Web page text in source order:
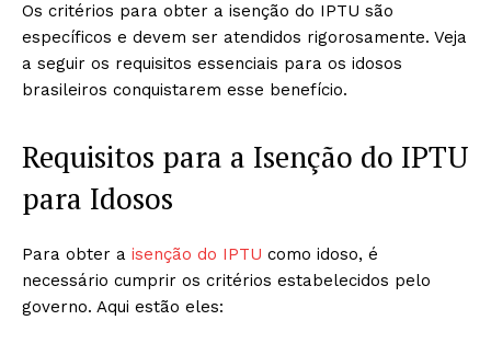
Os critérios para obter a isenção do IPTU são
específicos e devem ser atendidos rigorosamente. Veja
a seguir os requisitos essenciais para os idosos
brasileiros conquistarem esse benefício.
Requisitos para a Isenção do IPTU
para Idosos
Para obter a isenção do IPTU como idoso, é
necessário cumprir os critérios estabelecidos pelo
governo. Aqui estão eles: